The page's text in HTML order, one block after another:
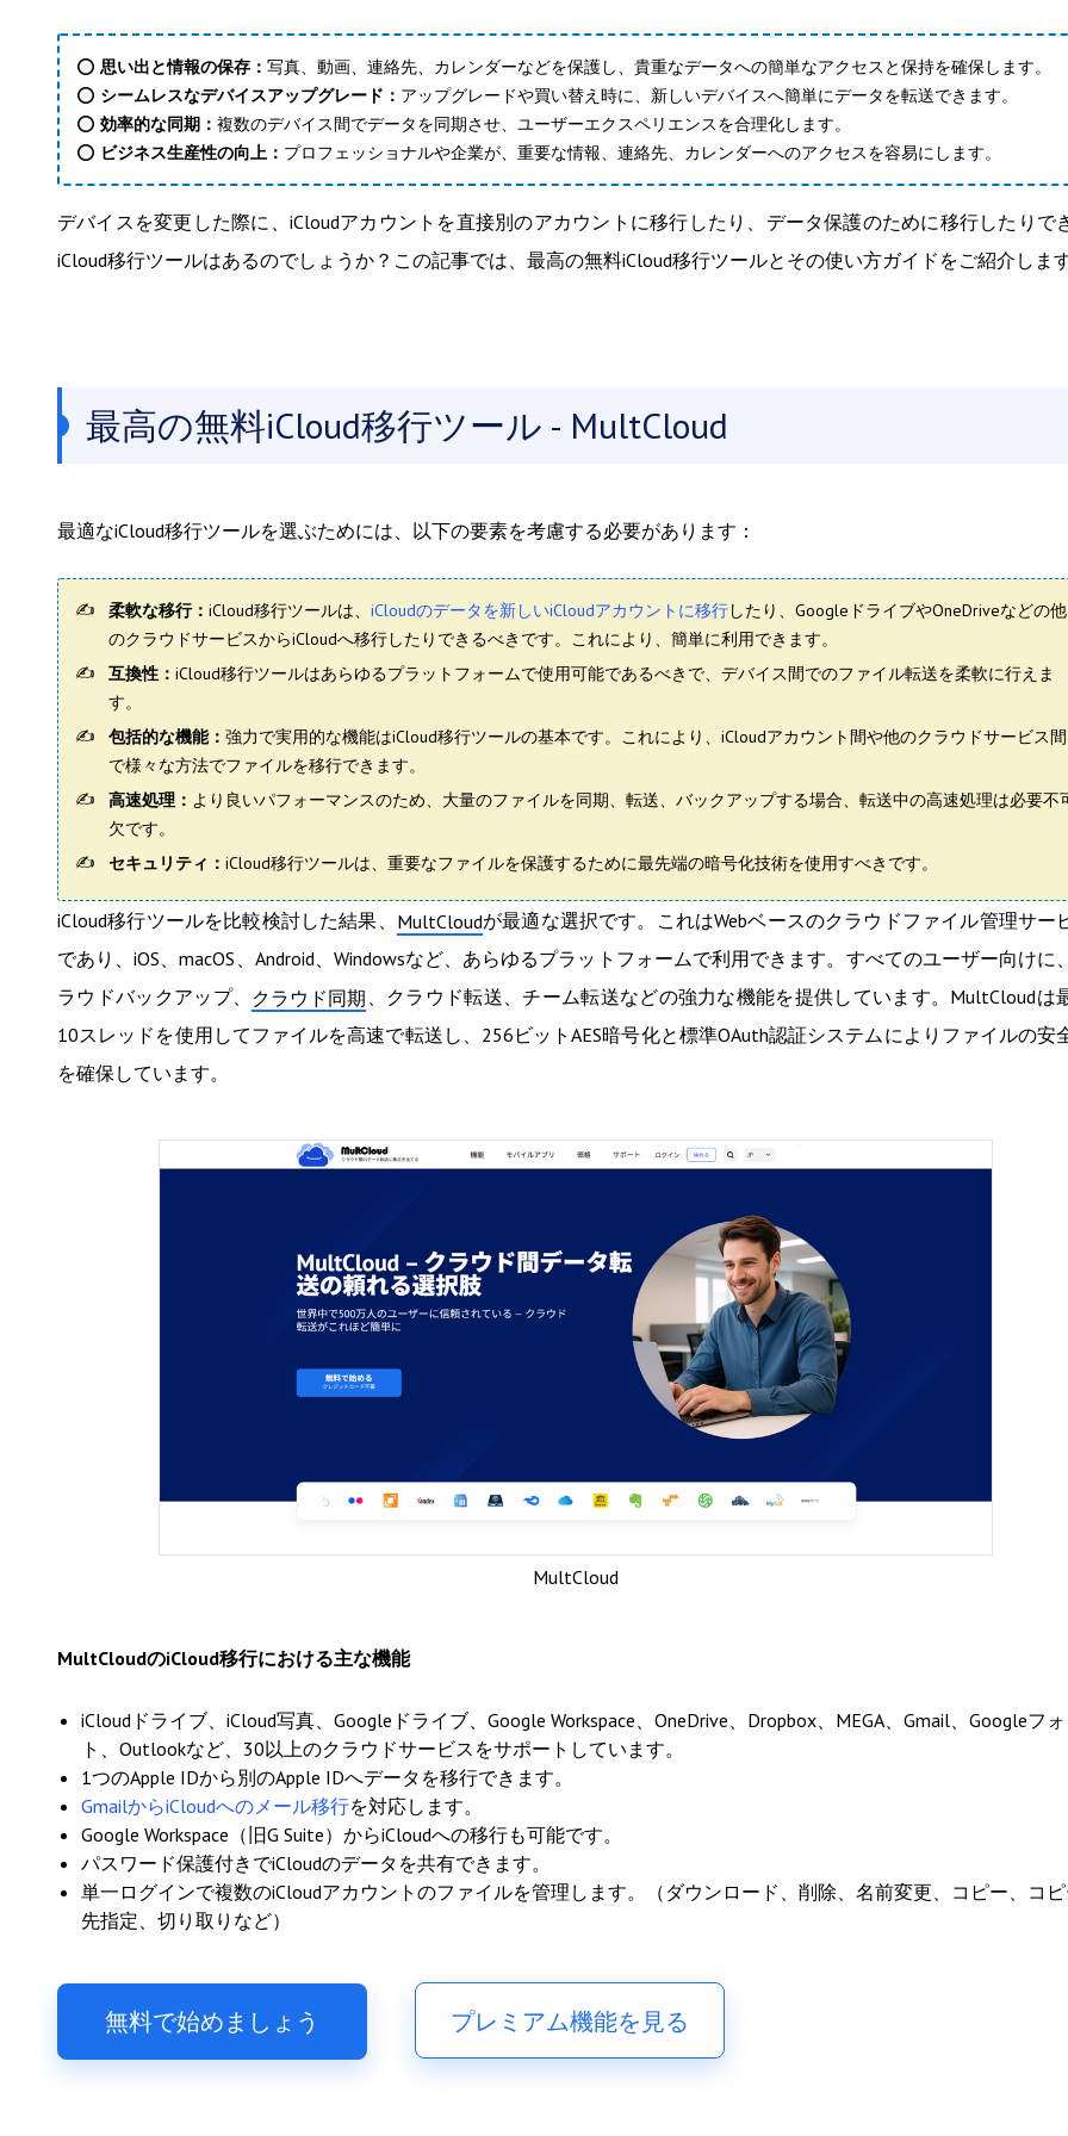
⭕ 思い出と情報の保存 ： 写真、動画、連絡先、カレンダーなどを保護し、貴重なデータへの簡単なアクセスと保持を確保します。
⭕ シームレスなデバイスアップグレード ： アップグレードや買い替え時に、新しいデバイスへ簡単にデータを転送できます。
⭕ 効率的な同期 ： 複数のデバイス間でデータを同期させ、ユーザーエクスペリエンスを合理化します。
⭕ ビジネス生産性の向上 ： プロフェッショナルや企業が、重要な情報、連絡先、カレンダーへのアクセスを容易にします。
デバイスを変更した際に、iCloudアカウントを直接別のアカウントに移行したり、データ保護のために移行したりで
iCloud移行ツールはあるのでしょうか？この記事では、最高の無料iCloud移行ツールとその使い方ガイドをご紹介します
最高の無料iCloud移行ツール - MultCloud
最適なiCloud移行ツールを選ぶためには、以下の要素を考慮する必要があります：
柔軟な移行： iCloud移行ツールは、 iCloudのデータを新しいiCloudアカウントに移行したり、GoogleドライブやOneDriveなどの他
のクラウドサービスからiCloudへ移行したりできるべきです。これにより、簡単に利用できます。
互換性： iCloud移行ツールはあらゆるプラットフォームで使用可能であるべきで、デバイス間でのファイル転送を柔軟に行えま
す。
包括的な機能： 強力で実用的な機能はiCloud移行ツールの基本です。これにより、iCloudアカウント間や他のクラウドサービス間
で様々な方法でファイルを移行できます。
高速処理： より良いパフォーマンスのため、 大量のファイルを同期、転送、バックアップする場合、転送中の高速処理は必要不
欠です。
セキュリティ： iCloud移行ツールは、重要なファイルを保護するために最先端の暗号化技術を使用すべきです。
iCloud移行ツールを比較検討した結果、 MultCloudが最適な選択です。これはWebベースのクラウドファイル管理サー
であり、iOS、macOS、Android、Windowsなど、あらゆるプラットフォームで利用できます。すべてのユーザー向けに
ラウドバックアップ、 クラウド同期 、クラウド転送、チーム転送などの強力な機能を提供しています。MultCloudは
10スレッドを使用してファイルを高速で転送し、256ビットAES暗号化と標準OAuth認証システムによりファイルの安
を確保しています。
MultCloud
MultCloudのiCloud移行における主な機能
iCloudドライブ、iCloud写真、Googleドライブ、Google Workspace、OneDrive、Dropbox、MEGA、Gmail、Googleフォ
ト、Outlookなど、30以上のクラウドサービスをサポートしています。
1つのApple IDから別のApple IDへデータを移行できます。
GmailからiCloudへのメール移行を対応します。
Google Workspace（旧G Suite）からiCloudへの移行も可能です。
パスワード保護付きでiCloudのデータを共有できます。
単一ログインで複数のiCloudアカウントのファイルを管理します。（ダウンロード、削除、名前変更、コピー、コ
先指定、切り取りなど）
無料で始めましょう プレミアム機能を見る